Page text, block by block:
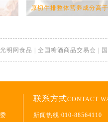
原切牛排整体营养成分高
光明网食品 全国糖酒商品交易会
联系方式CONTACT
新闻热线:010-88564110